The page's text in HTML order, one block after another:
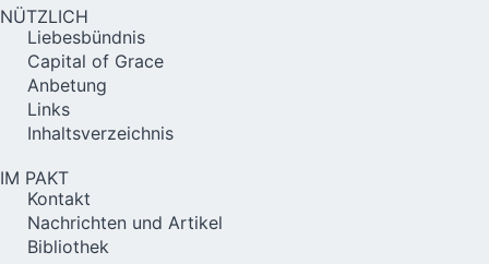
NÜTZLICH
Liebesbündnis
Capital of Grace
Anbetung
Links
Inhaltsverzeichnis
IM PAKT
Kontakt
Nachrichten und Artikel
Bibliothek